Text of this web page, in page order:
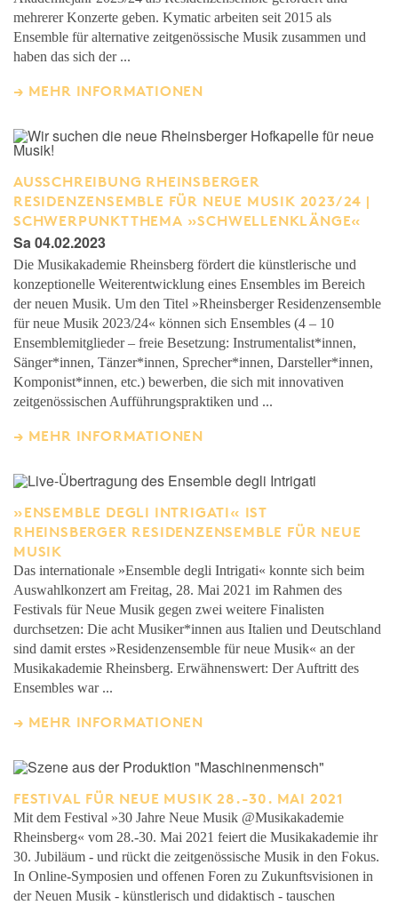
mehrerer Konzerte geben. Kymatic arbeiten seit 2015 als
Ensemble für alternative zeitgenössische Musik zusammen und
haben das sich der ...
MEHR INFORMATIONEN
AUSSCHREIBUNG RHEINSBERGER
RESIDENZENSEMBLE FÜR NEUE MUSIK 2023/24 |
SCHWERPUNKTTHEMA »SCHWELLENKLÄNGE«
Sa 04.02.2023
Die Musikakademie Rheinsberg fördert die künstlerische und
konzeptionelle Weiterentwicklung eines Ensembles im Bereich
der neuen Musik. Um den Titel »Rheinsberger Residenzensemble
für neue Musik 2023/24« können sich Ensembles (4 – 10
Ensemblemitglieder – freie Besetzung: Instrumentalist*innen,
Sänger*innen, Tänzer*innen, Sprecher*innen, Darsteller*innen,
Komponist*innen, etc.) bewerben, die sich mit innovativen
zeitgenössischen Aufführungspraktiken und ...
MEHR INFORMATIONEN
»ENSEMBLE DEGLI INTRIGATI« IST
RHEINSBERGER RESIDENZENSEMBLE FÜR NEUE
MUSIK
Das internationale »Ensemble degli Intrigati« konnte sich beim
Auswahlkonzert am Freitag, 28. Mai 2021 im Rahmen des
Festivals für Neue Musik gegen zwei weitere Finalisten
durchsetzen: Die acht Musiker*innen aus Italien und Deutschland
sind damit erstes »Residenzensemble für neue Musik« an der
Musikakademie Rheinsberg. Erwähnenswert: Der Auftritt des
Ensembles war ...
MEHR INFORMATIONEN
FESTIVAL FÜR NEUE MUSIK 28.-30. MAI 2021
Mit dem Festival »30 Jahre Neue Musik @Musikakademie
Rheinsberg« vom 28.-30. Mai 2021 feiert die Musikakademie ihr
30. Jubiläum - und rückt die zeitgenössische Musik in den Fokus.
In Online-Symposien und offenen Foren zu Zukunftsvisionen in
der Neuen Musik - künstlerisch und didaktisch - tauschen